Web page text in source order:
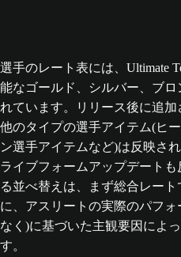
選手のレート表には、Ultimate
能なゴールド、シルバー、ブ
れています。リリース後に追加
他のタイプの選手アイテム(ヒ
ン選手アイテムなど)は反映さ
ライブフォームアップデート
る並べ替えは、まず総合レー
に、アスリートの実際のパフ
なく)に基づいた主観要因によ
す。